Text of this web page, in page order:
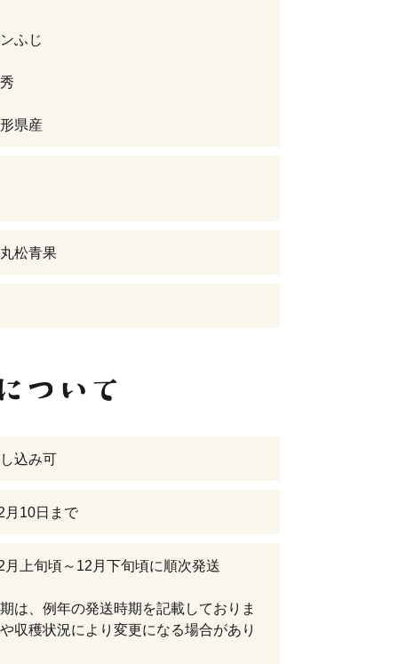
ふじ
県産
松青果
込み可
月10日まで
月上旬頃～12月下旬頃に順次発送
は、例年の発送時期を記載しておりま
収穫状況により変更になる場合があり